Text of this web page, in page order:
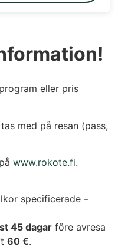
eller pris
med på resan (pass,
www.rokote.fi.
specificerade –
45 dagar före avresa
60 €.